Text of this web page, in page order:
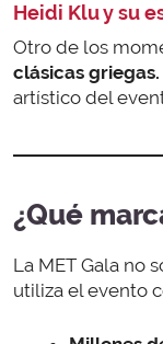
Heidi Klu y su
Otro de los
clásicas griegas.
artístico del
¿Qué
La MET Gala no
utiliza el evento